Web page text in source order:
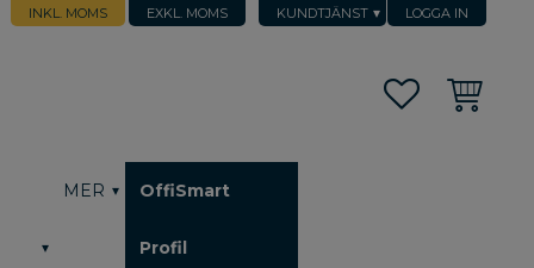
KUNDTJÄNST LOGGA IN
INKL. MOMS EXKL. MOMS
FavoriterKundvagn
MER OffiSmart
Profil